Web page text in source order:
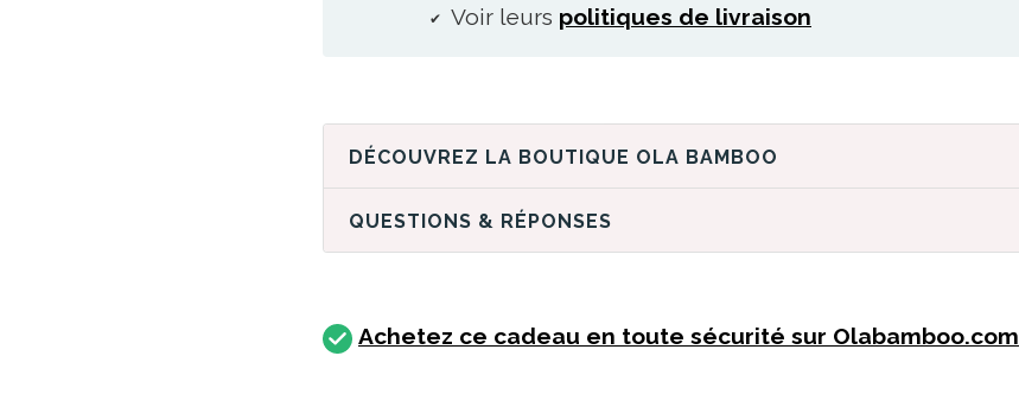
Voir leurs politiques de livraison
DÉCOUVREZ LA BOUTIQUE OLA BAMBOO
QUESTIONS & RÉPONSES
Achetez ce cadeau en toute sécurité sur Olabamboo.com